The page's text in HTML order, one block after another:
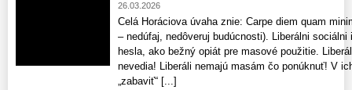
26.03.2026
Celá Horáciova úvaha znie: Carpe diem quam
– nedúfaj, nedôveruj budúcnosti). Liberálni
hesla, ako bežný opiát pre masové použitie.
nevedia! Liberáli nemajú masám čo ponúknuť! V
„zabaviť“ [...]